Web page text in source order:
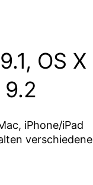
OS X
9.2
iPhone/iPad
verschiedene